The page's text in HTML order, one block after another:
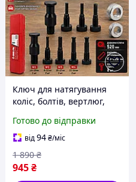
Ключ для натягування
коліс, болтів, вертлюг,
M57632 сталь з матовим
покриттям Професійний
ключ
Готово до відправки
від94₴/міс
945₴
1 890 ₴